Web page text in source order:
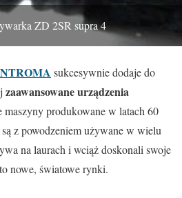
ZD 2SR supra 4
sukcesywnie dodaje do
zaawansowane urządzenia
maszyny produkowane w latach 60
z powodzeniem używane w wielu
na laurach i wciąż doskonali swoje
nowe, światowe rynki.